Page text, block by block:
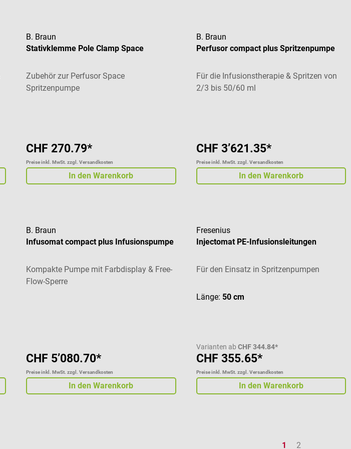
B. Braun
Stativklemme Pole Clamp Space
Zubehör zur Perfusor Space
Spritzenpumpe
CHF 270.79*
Preise inkl. MwSt. zzgl. Versandkosten
In den Warenkorb
B. Braun
Perfusor compact plus Spritzenpumpe
Für die Infusionstherapie & Spritzen von
2/3 bis 50/60 ml
CHF 3’621.35*
Preise inkl. MwSt. zzgl. Versandkosten
In den Warenkorb
B. Braun
Infusomat compact plus Infusionspumpe
Kompakte Pumpe mit Farbdisplay & Free-
Flow-Sperre
Durchschnittliche Bewertung von 4 von 5 Sternen
CHF 5’080.70*
Preise inkl. MwSt. zzgl. Versandkosten
In den Warenkorb
Fresenius
Injectomat PE-Infusionsleitungen
Für den Einsatz in Spritzenpumpen
Länge: 50 cm
Varianten ab CHF 344.84*
CHF 355.65*
Preise inkl. MwSt. zzgl. Versandkosten
In den Warenkorb
Seite
1 Seite
2